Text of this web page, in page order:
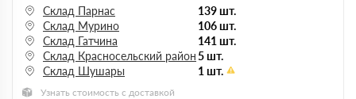
Склад Парнас
139 шт.
Склад Мурино
106 шт.
Склад Гатчина
141 шт.
Склад Красносельский район 5 шт.
Склад Шушары
1 шт.
Узнать стоимость с доставкой